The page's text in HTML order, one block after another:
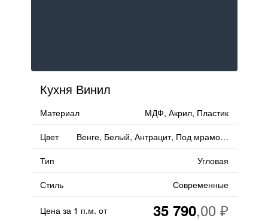
Кухня Винил
Материал
МДФ, Акрил, Пластик
Цвет
Венге, Белый, Антрацит, Под мрамор, Белый Глянец, Черный
Тип
Угловая
Стиль
Современные
Цена за 1 п.м. от 35 790